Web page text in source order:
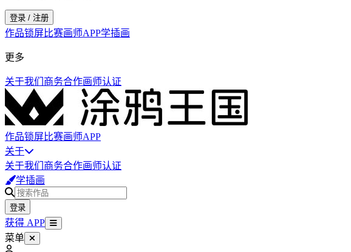
登录 / 注册
作品锁屏比赛画师APP学插画
更多
关于我们 商务合作画师认证
作品锁屏比赛画师APP
关于
关于我们 商务合作画师认证
学插画
登录
获得 APP
菜单